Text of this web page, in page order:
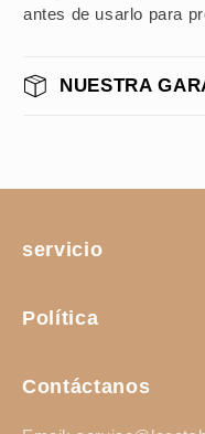
antes de usarlo para
NUESTRA
servicio
Política
Contáctanos